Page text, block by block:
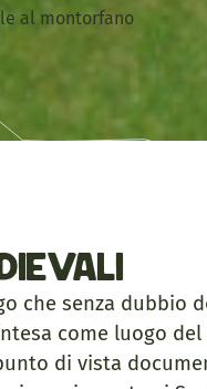
al montorfano
che senza dubbio
come luogo del
di vista